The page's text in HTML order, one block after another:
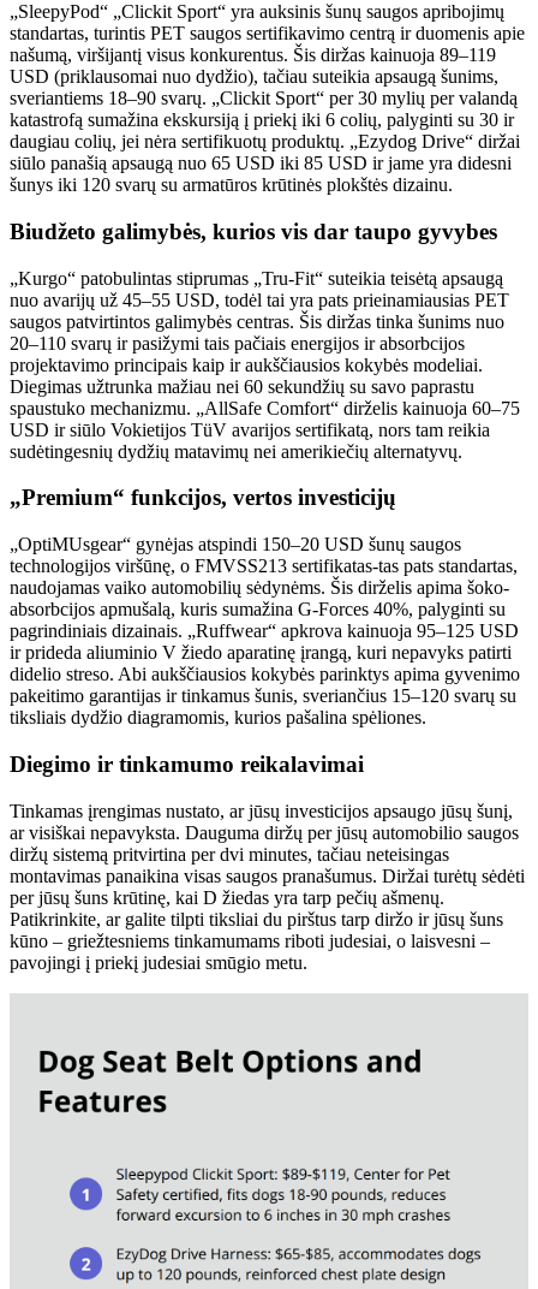
„SleepyPod“ „Clickit Sport“ yra auksinis šunų saugos apribojimų
standartas, turintis PET saugos sertifikavimo centrą ir duomenis apie
našumą, viršijantį visus konkurentus. Šis diržas kainuoja 89–119
USD (priklausomai nuo dydžio), tačiau suteikia apsaugą šunims,
sveriantiems 18–90 svarų. „Clickit Sport“ per 30 mylių per valandą
katastrofą sumažina ekskursiją į priekį iki 6 colių, palyginti su 30 ir
daugiau colių, jei nėra sertifikuotų produktų. „Ezydog Drive“ diržai
siūlo panašią apsaugą nuo 65 USD iki 85 USD ir jame yra didesni
šunys iki 120 svarų su armatūros krūtinės plokštės dizainu.
Biudžeto galimybės, kurios vis dar taupo gyvybes
„Kurgo“ patobulintas stiprumas „Tru-Fit“ suteikia teisėtą apsaugą
nuo avarijų už 45–55 USD, todėl tai yra pats prieinamiausias PET
saugos patvirtintos galimybės centras. Šis diržas tinka šunims nuo
20–110 svarų ir pasižymi tais pačiais energijos ir absorbcijos
projektavimo principais kaip ir aukščiausios kokybės modeliai.
Diegimas užtrunka mažiau nei 60 sekundžių su savo paprastu
spaustuko mechanizmu. „AllSafe Comfort“ dirželis kainuoja 60–75
USD ir siūlo Vokietijos TüV avarijos sertifikatą, nors tam reikia
sudėtingesnių dydžių matavimų nei amerikiečių alternatyvų.
„Premium“ funkcijos, vertos investicijų
„OptiMUsgear“ gynėjas atspindi 150–20 USD šunų saugos
technologijos viršūnę, o FMVSS213 sertifikatas-tas pats standartas,
naudojamas vaiko automobilių sėdynėms. Šis dirželis apima šoko-
absorbcijos apmušalą, kuris sumažina G-Forces 40%, palyginti su
pagrindiniais dizainais. „Ruffwear“ apkrova kainuoja 95–125 USD
ir prideda aliuminio V žiedo aparatinę įrangą, kuri nepavyks patirti
didelio streso. Abi aukščiausios kokybės parinktys apima gyvenimo
pakeitimo garantijas ir tinkamus šunis, sveriančius 15–120 svarų su
tiksliais dydžio diagramomis, kurios pašalina spėliones.
Diegimo ir tinkamumo reikalavimai
Tinkamas įrengimas nustato, ar jūsų investicijos apsaugo jūsų šunį,
ar visiškai nepavyksta. Dauguma diržų per jūsų automobilio saugos
diržų sistemą pritvirtina per dvi minutes, tačiau neteisingas
montavimas panaikina visas saugos pranašumus. Diržai turėtų sėdėti
per jūsų šuns krūtinę, kai D žiedas yra tarp pečių ašmenų.
Patikrinkite, ar galite tilpti tiksliai du pirštus tarp diržo ir jūsų šuns
kūno – griežtesniems tinkamumams riboti judesiai, o laisvesni –
pavojingi į priekį judesiai smūgio metu.